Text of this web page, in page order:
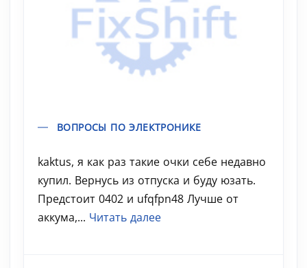
ВОПРОСЫ ПО ЭЛЕКТРОНИКЕ
kaktus, я как раз такие очки себе недавно
купил. Вернусь из отпуска и буду юзать.
Предстоит 0402 и ufqfpn48 Лучше от
аккума,... Читать далее